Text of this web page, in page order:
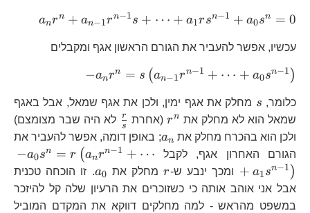
anrn + an−1rn−1s + ⋯ + a1rsn−1 + a0sn = 0
עכשיו, אפשר להעביר את הגורם הראשון אגף ומקבלים
-
1}r^{n-
1}\right)
−anrn = s (an−1rn−1 + ⋯ + a0sn−1 )
כלומר, s s מחלק את אגף ימין, ולכן את אגף שמאל, אבל באגף
שמאל הוא לא מחלק את r^{n}
rn (אחרת
\frac{r}
{s}
s
r
לא היה שבר מצומצם)
ולכן הוא בהכרח מחלק אתa_{n}
an
; באופן דומה, אפשר להעביר את
הגורם האחרון אגף, לקבל-
−a0sn = r (anrn−1 + ⋯
+ a1sn−1 ) ומכך ינבע ש- r rמחלק את a_{0}
a0
. זו הוכחה טכנית
אבל אני אוהב אותה כי כשזוכרים את הרעיון שלה קל להיזכר
במשפט מהראש - למה מחלקים דווקא את המקדם המוביל